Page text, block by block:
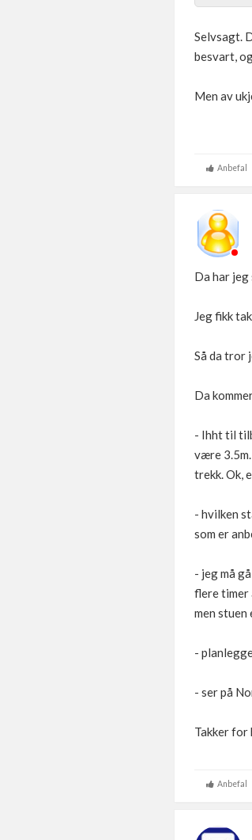
Selvsagt.
besvart,
Men av
Anbefal
Da har jeg
Jeg fikk
Så da tror
Da
- Ihht til
være
trekk. Ok,
- hvilken
som er
- jeg må
flere timer
men stuen
-
- ser på
Takker for
Anbefal